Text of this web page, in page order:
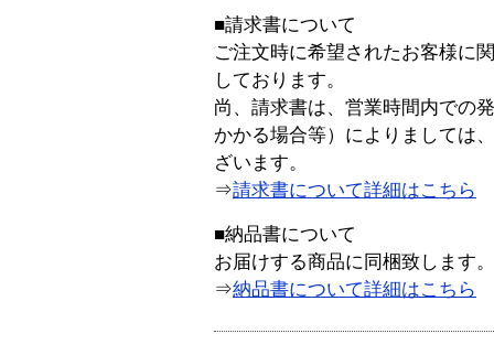
■請求書について
ご注文時に希望されたお客様に
しております。
尚、請求書は、営業時間内での
かかる場合等）によりましては
ざいます。
⇒請求書について詳細はこちら
■納品書について
お届けする商品に同梱致します。
⇒納品書について詳細はこちら